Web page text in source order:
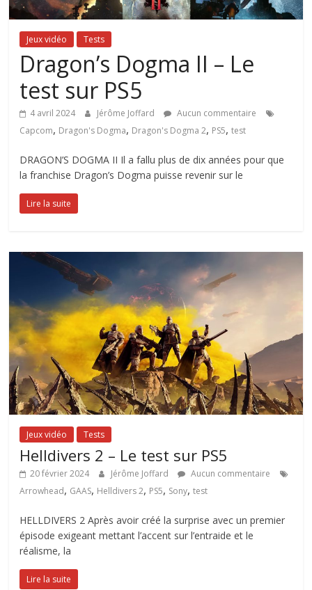
Jeux vidéo Tests
Dragon’s Dogma II – Le
test sur PS5
4 avril 2024 Jérôme Joffard
Aucun commentaire
Capcom, Dragon's Dogma, Dragon's Dogma 2, PS5,test
DRAGON’S DOGMA II Il a fallu plus de dix années pour que
la franchise Dragon’s Dogma puisse revenir sur le
Lire la suite
Jeux vidéo Tests
Helldivers 2 – Le test sur PS5
20 février 2024 Jérôme Joffard
Aucun commentaire
Arrowhead, GAAS, Helldivers 2, PS5, Sony,test
HELLDIVERS 2 Après avoir créé la surprise avec un premier
épisode exigeant mettant l’accent sur l’entraide et le
réalisme, la
Lire la suite